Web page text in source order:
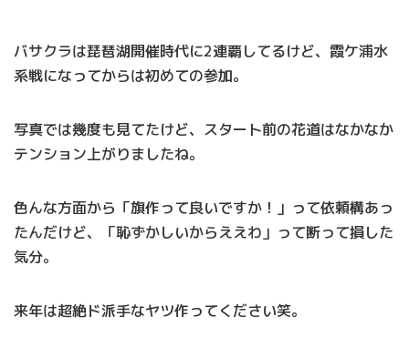
バサクラは琵琶湖開催時代に2連覇してるけど、霞ケ浦水
系戦になってからは初めての参加。
写真では幾度も見てたけど、スタート前の花道はなかなか
テンション上がりましたね。
色んな方面から「旗作って良いですか！」って依頼構あっ
たんだけど、「恥ずかしいからええわ」って断って損した
気分。
来年は超絶ド派手なヤツ作ってください笑。